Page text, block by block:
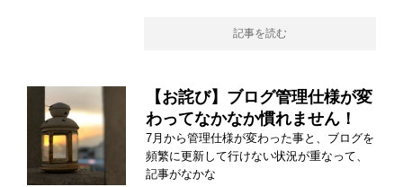
記事を読む
【お詫び】ブログ管理仕様が変
わってなかなか慣れません！
7月から管理仕様が変わった事と、ブログを
頻繁に更新して行けない状況が重なって、
記事がなかな